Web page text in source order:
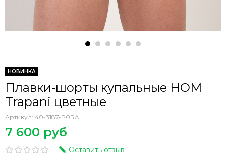
НОВИНКА
Плавки-шорты купальные HOM
Trapani цветные
Артикул: 40-3187-P0RA
7 600 руб
Оставить отзыв